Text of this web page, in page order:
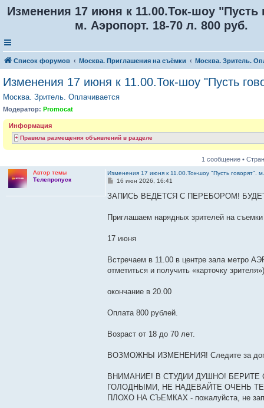
Изменения 17 июня к 11.00.Ток-шоу "Пусть
м. Аэропорт. 18-70 л. 800 руб.
Список форумов Москва. Приглашения на съёмки Москва. Зритель.
Изменения 17 июня к 11.00.Ток-шоу "Пусть
Москва. Зритель. Оплачивается
Модератор: Promocat
Информация
Правила размещения объявлений в разделе
1 сообщение •
Автор темы
Телепропуск
Изменения 17 июня к 11.00.Ток-шоу "Пусть говорят".
С
о
е
е
16 июн 2026, 16:41
ЗАПИСЬ ВЕДЕТСЯ С ПЕРЕБОРОМ!
Приглашаем нарядных зрителей на
17 июня
Встречаем в 11.00 в центре зала метро
отметиться и получить «карточку
окончание в 20.00
Оплата 800 рублей.
Возраст от 18 до 70 лет.
ВОЗМОЖНЫ ИЗМЕНЕНИЯ! Следите за
ВНИМАНИЕ! В СТУДИИ ДУШНО!
ГОЛОДНЫМИ, НЕ НАДЕВАЙТЕ ОЧЕНЬ
ПЛОХО НА СЪЕМКАХ - пожалуйста, не